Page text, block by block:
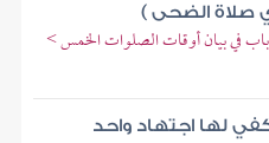
صلاة الضحى )
في بيان أوقات الصلوات الخمس >
لها اجتهاد واحد